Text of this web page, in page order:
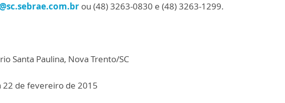
ou (48) 3263-0830 e (48) 3263-1299.
Santa Paulina, Nova Trento/SC
22 de fevereiro de 2015